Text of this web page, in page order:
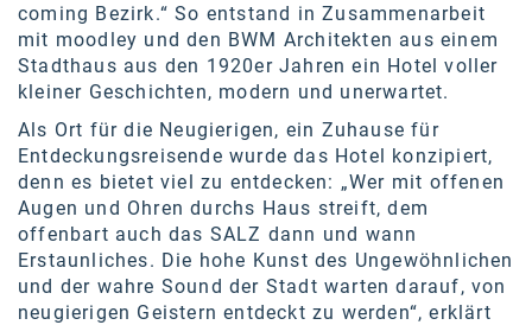
PAYBACK
Planted
P&G
RIC
Schiefer Rechtsanwälte
Security KAG
coming Bezirk.“ So entstand in Zusammenarbeit
mit moodley und den BWM Architekten aus einem
Stadthaus aus den 1920er Jahren ein Hotel voller
kleiner Geschichten, modern und unerwartet.
Als Ort für die Neugierigen, ein Zuhause für
Entdeckungsreisende wurde das Hotel konzipiert,
denn es bietet viel zu entdecken: „Wer mit offenen
Augen und Ohren durchs Haus streift, dem
offenbart auch das SALZ dann und wann
Erstaunliches. Die hohe Kunst des Ungewöhnlichen
und der wahre Sound der Stadt warten darauf, von
neugierigen Geistern entdeckt zu werden“, erklärt